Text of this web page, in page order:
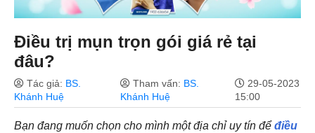
Điều trị mụn trọn gói giá rẻ tại
đâu?
Tác giả: BS.
Khánh Huệ
Tham vấn: BS.
Khánh Huệ
29-05-2023
15:00
Bạn đang muốn chọn cho mình một địa chỉ uy tín đểđiều